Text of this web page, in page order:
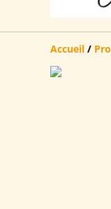
Accueil /